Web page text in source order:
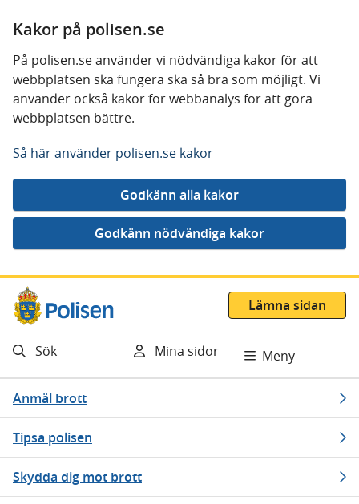
Kakor på polisen.se
På polisen.se använder vi nödvändiga kakor för att
webbplatsen ska fungera ska så bra som möjligt. Vi
använder också kakor för webbanalys för att göra
webbplatsen bättre.
Så här använder polisen.se kakor
Gå direkt till innehåll
Lämna sidan
Sök Mina sidor Meny
Anmäl brott
Tipsa polisen
Skydda dig mot brott